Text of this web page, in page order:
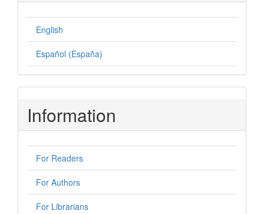
English
Español (España)
Information
For Readers
For Authors
For Librarians